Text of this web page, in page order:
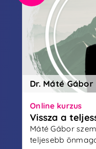
Dr. Máté Gábor
Online kurzus
Vissza a
Máté Gábor
teljesebb